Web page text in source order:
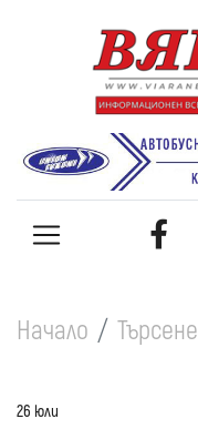
Начало Търсене
26 юли